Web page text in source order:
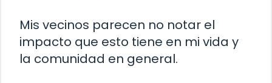
Mis vecinos parecen no notar el
impacto que esto tiene en mi vida y
la comunidad en general.